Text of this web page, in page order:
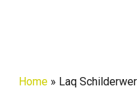
Home» Laq